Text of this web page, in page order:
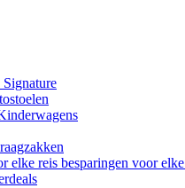
Signature
elke reis besparingen voor